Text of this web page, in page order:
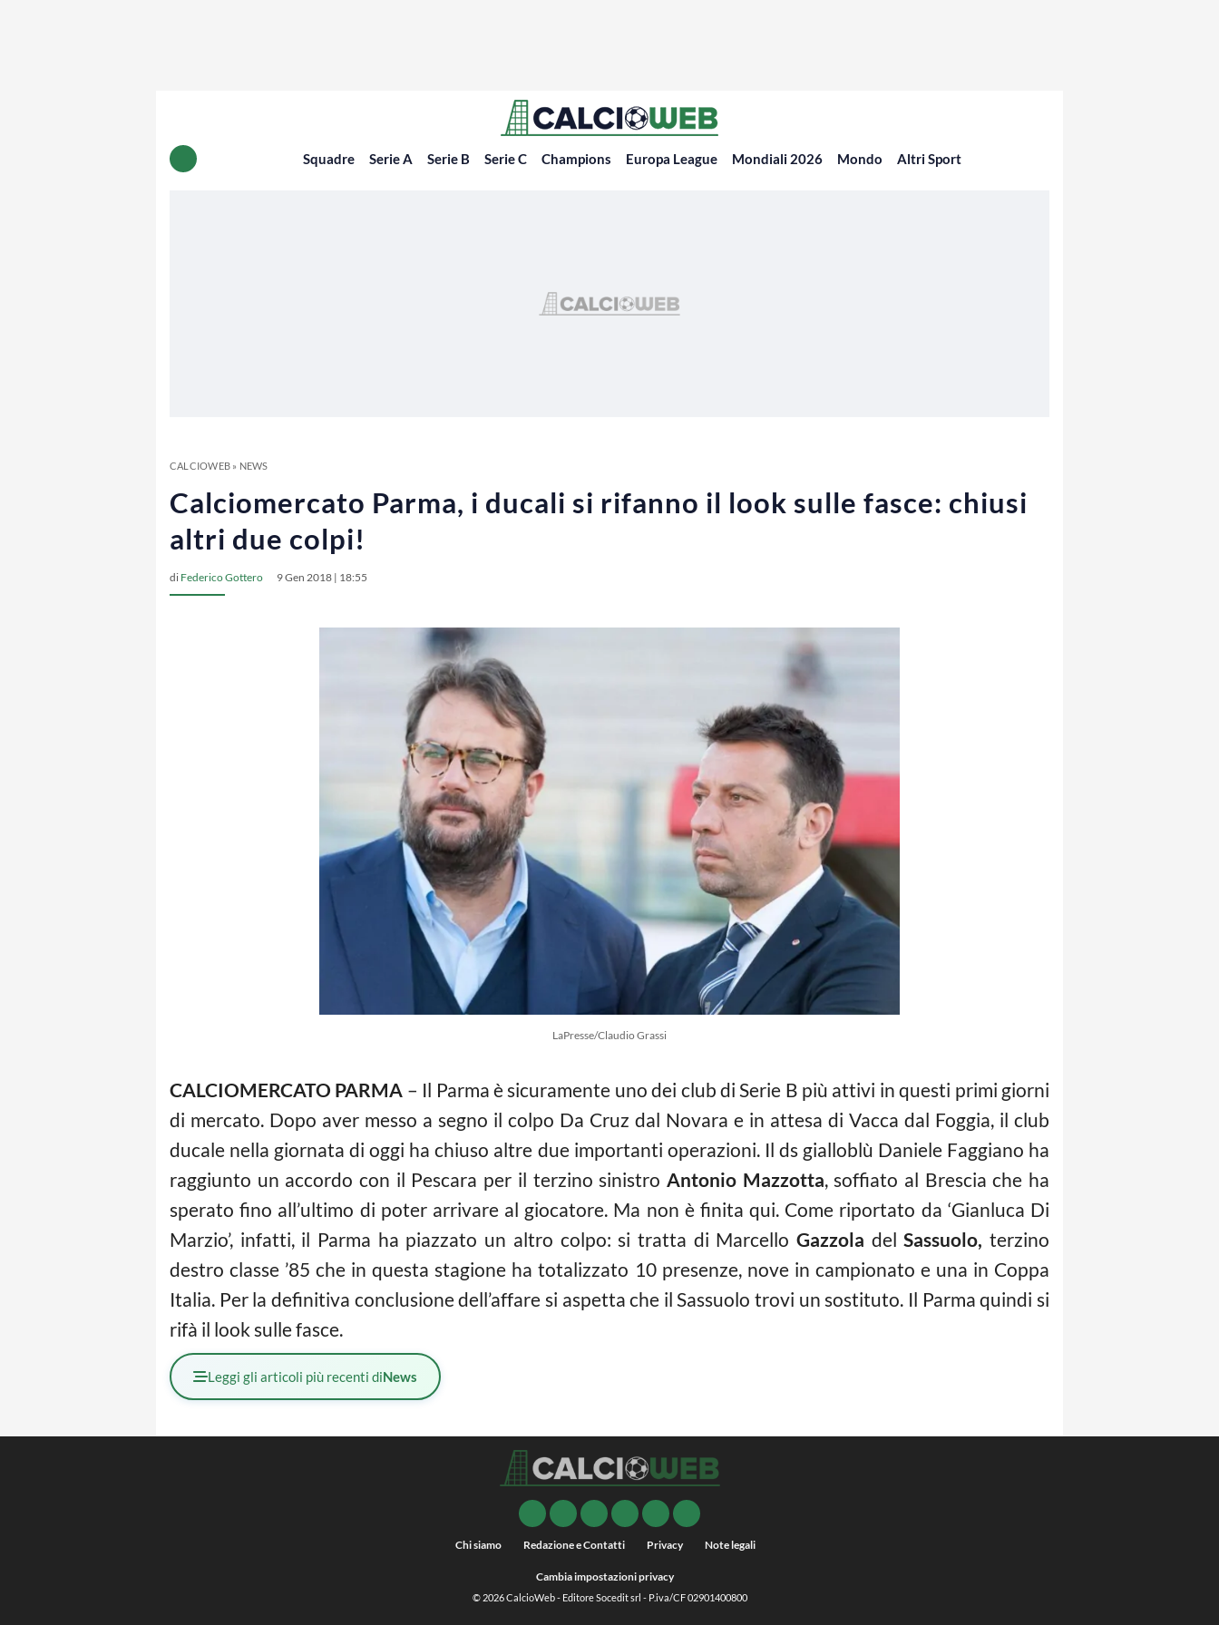
Squadre Serie A Serie B Serie C Champions Europa League Mondiali 2026 Mondo Altri Sport
CALCIOWEB» NEWS
Calciomercato Parma, i ducali si rifanno il look sulle fasce: chiusi
altri due colpi!
di Federico Gottero 9 Gen 2018 | 18:55
LaPresse/Claudio Grassi
CALCIOMERCATO PARMA – Il Parma è sicuramente uno dei club di Serie B più attivi in questi primi giorni
di mercato. Dopo aver messo a segno il colpo Da Cruz dal Novara e in attesa di Vacca dal Foggia, il club
ducale nella giornata di oggi ha chiuso altre due importanti operazioni. Il ds gialloblù Daniele Faggiano ha
raggiunto un accordo con il Pescara per il terzino sinistro Antonio Mazzotta, soffiato al Brescia che ha
sperato fino all’ultimo di poter arrivare al giocatore. Ma non è finita qui. Come riportato da ‘Gianluca Di
Marzio’, infatti, il Parma ha piazzato un altro colpo: si tratta di Marcello Gazzola delSassuolo, terzino
destro classe ’85 che in questa stagione ha totalizzato 10 presenze, nove in campionato e una in Coppa
Italia. Per la definitiva conclusione dell’affare si aspetta che il Sassuolo trovi un sostituto. Il Parma quindi si
rifà il look sulle fasce.
Leggi gli articoli più recenti diNews
Chi siamo Redazione e Contatti Privacy Note legali
Cambia impostazioni privacy
© 2026CalcioWeb- Editore Socedit srl - P.iva/CF 02901400800